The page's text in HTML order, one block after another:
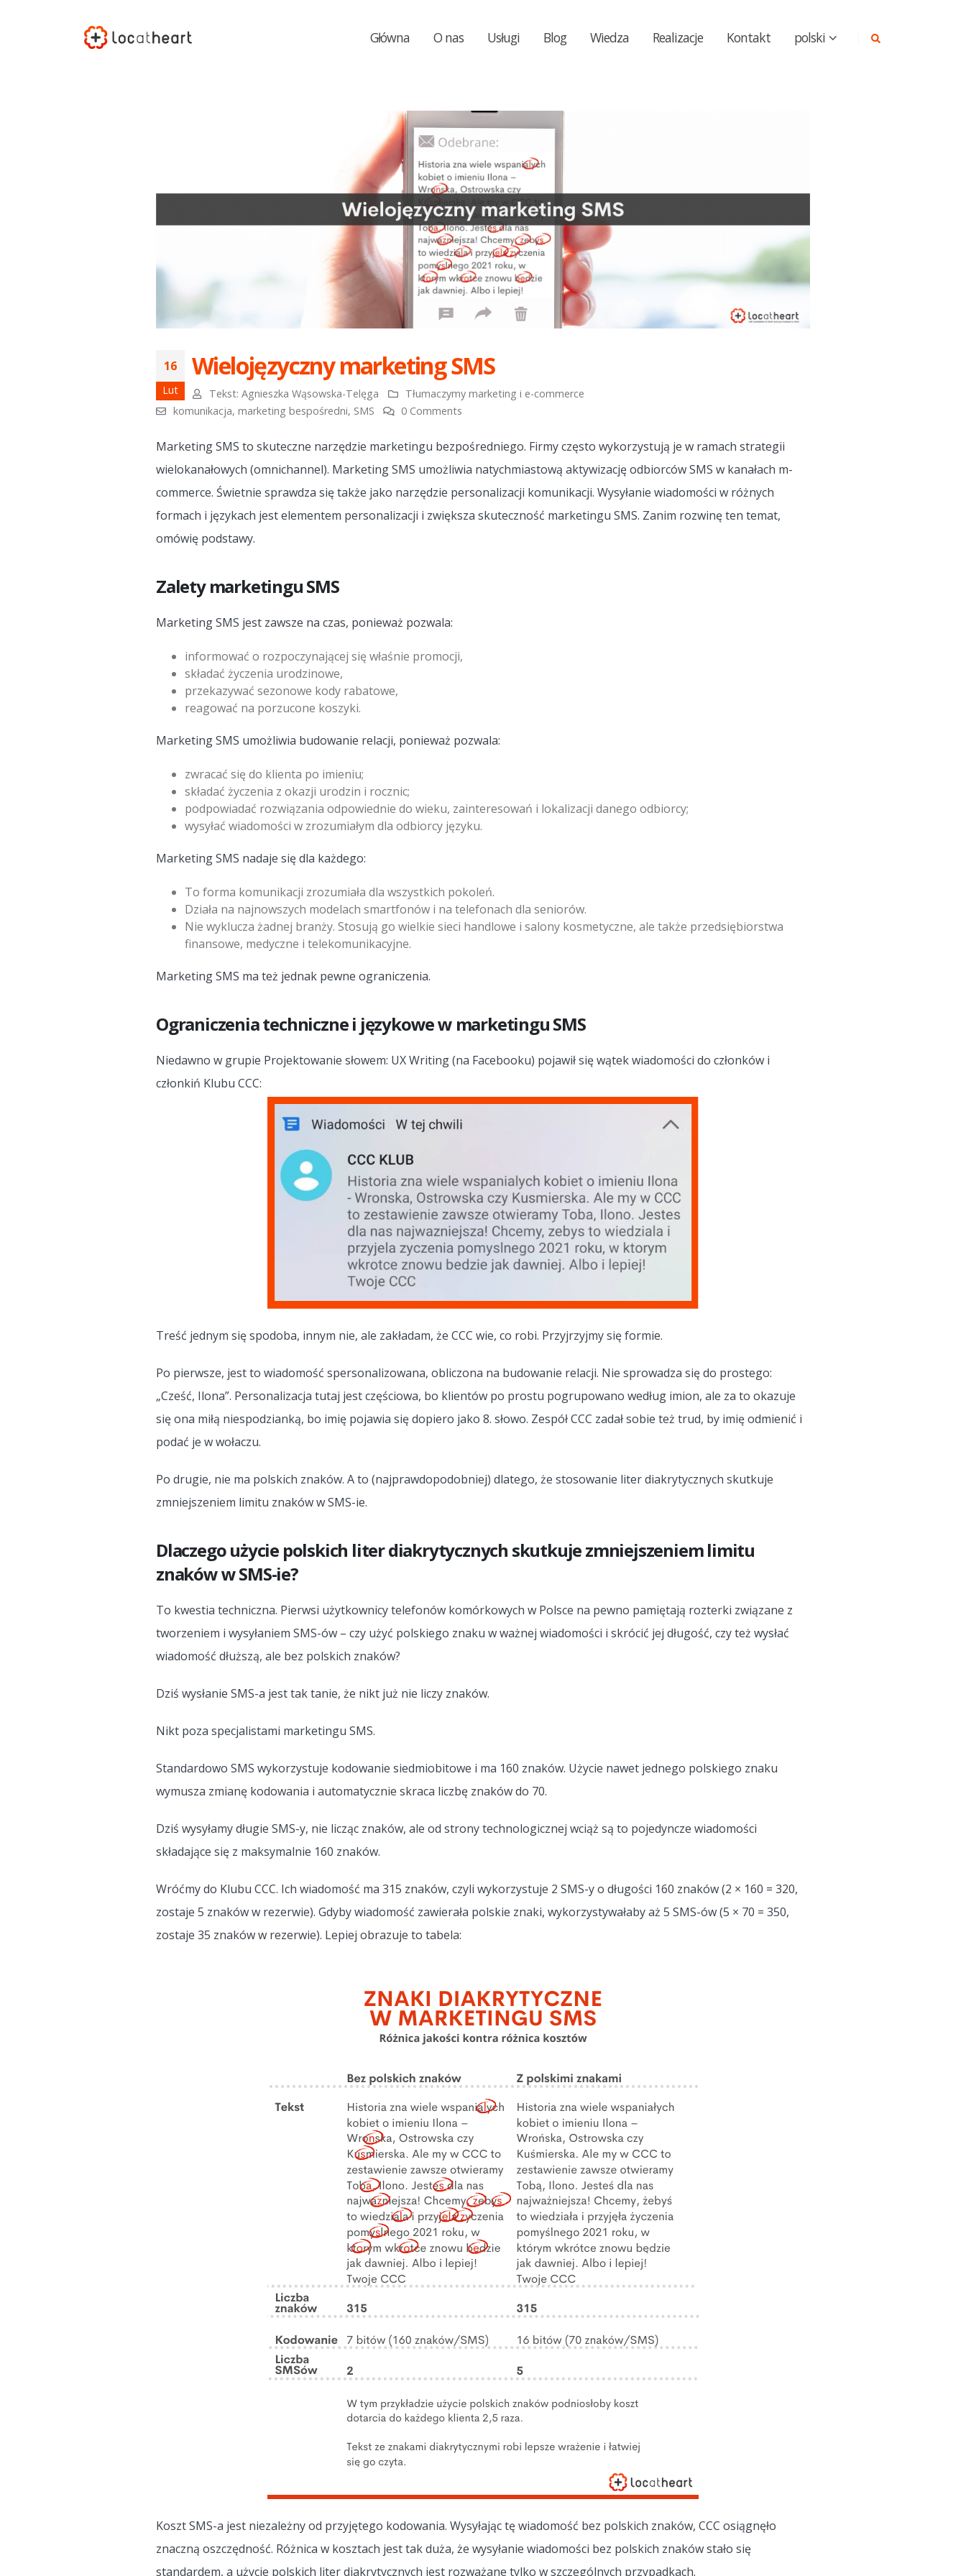
Główna O nas Usługi Blog Wiedza Realizacje Kontakt polski
16
Lut
Wielojęzyczny marketing SMS
Tekst:Agnieszka Wąsowska-Telęga
Tłumaczymy marketing i e-commerce
komunikacja,marketing bespośredni, SMS 0 Comments
Marketing SMS to skuteczne narzędzie marketingu bezpośredniego. Firmy często wykorzystują je w ramach strategii
wielokanałowych (omnichannel). Marketing SMS umożliwia natychmiastową aktywizację odbiorców SMS w kanałach m-
commerce. Świetnie sprawdza się także jako narzędzie personalizacji komunikacji. Wysyłanie wiadomości w różnych
formach i językach jest elementem personalizacji i zwiększa skuteczność marketingu SMS. Zanim rozwinę ten temat,
omówię podstawy.
Zalety marketingu SMS
Marketing SMS jest zawsze na czas, ponieważ pozwala:
informować o rozpoczynającej się właśnie promocji,
składać życzenia urodzinowe,
przekazywać sezonowe kody rabatowe,
reagować na porzucone koszyki.
Marketing SMS umożliwia budowanie relacji, ponieważ pozwala:
zwracać się do klienta po imieniu;
składać życzenia z okazji urodzin i rocznic;
podpowiadać rozwiązania odpowiednie do wieku, zainteresowań i lokalizacji danego odbiorcy;
wysyłać wiadomości w zrozumiałym dla odbiorcy języku.
Marketing SMS nadaje się dla każdego:
To forma komunikacji zrozumiała dla wszystkich pokoleń.
Działa na najnowszych modelach smartfonów i na telefonach dla seniorów.
Nie wyklucza żadnej branży. Stosują go wielkie sieci handlowe i salony kosmetyczne, ale także przedsiębiorstwa
finansowe, medyczne i telekomunikacyjne.
Marketing SMS ma też jednak pewne ograniczenia.
Ograniczenia techniczne i językowe w marketingu SMS
Niedawno w grupie Projektowanie słowem: UX Writing (na Facebooku) pojawił się wątek wiadomości do członków i
członkiń Klubu CCC:
Treść jednym się spodoba, innym nie, ale zakładam, że CCC wie, co robi. Przyjrzyjmy się formie.
Po pierwsze, jest to wiadomość spersonalizowana, obliczona na budowanie relacji. Nie sprowadza się do prostego:
„Cześć, Ilona”. Personalizacja tutaj jest częściowa, bo klientów po prostu pogrupowano według imion, ale za to okazuje
się ona miłą niespodzianką, bo imię pojawia się dopiero jako 8. słowo. Zespół CCC zadał sobie też trud, by imię odmienić i
podać je w wołaczu.
Po drugie, nie ma polskich znaków. A to (najprawdopodobniej) dlatego, że stosowanie liter diakrytycznych skutkuje
zmniejszeniem limitu znaków w SMS-ie.
Dlaczego użycie polskich liter diakrytycznych skutkuje zmniejszeniem limitu
znaków w SMS-ie?
To kwestia techniczna. Pierwsi użytkownicy telefonów komórkowych w Polsce na pewno pamiętają rozterki związane z
tworzeniem i wysyłaniem SMS-ów – czy użyć polskiego znaku w ważnej wiadomości i skrócić jej długość, czy też wysłać
wiadomość dłuższą, ale bez polskich znaków?
Dziś wysłanie SMS-a jest tak tanie, że nikt już nie liczy znaków.
Nikt poza specjalistami marketingu SMS.
Standardowo SMS wykorzystuje kodowanie siedmiobitowe i ma 160 znaków. Użycie nawet jednego polskiego znaku
wymusza zmianę kodowania i automatycznie skraca liczbę znaków do 70.
Dziś wysyłamy długie SMS-y, nie licząc znaków, ale od strony technologicznej wciąż są to pojedyncze wiadomości
składające się z maksymalnie 160 znaków.
Wróćmy do Klubu CCC. Ich wiadomość ma 315 znaków, czyli wykorzystuje 2 SMS-y o długości 160 znaków (2 × 160 = 320,
zostaje 5 znaków w rezerwie). Gdyby wiadomość zawierała polskie znaki, wykorzystywałaby aż 5 SMS-ów (5 × 70 = 350,
zostaje 35 znaków w rezerwie). Lepiej obrazuje to tabela:
Koszt SMS-a jest niezależny od przyjętego kodowania. Wysyłając tę wiadomość bez polskich znaków, CCC osiągnęło
znaczną oszczędność. Różnica w kosztach jest tak duża, że wysyłanie wiadomości bez polskich znaków stało się
standardem, a użycie polskich liter diakrytycznych jest rozważane tylko w szczególnych przypadkach.